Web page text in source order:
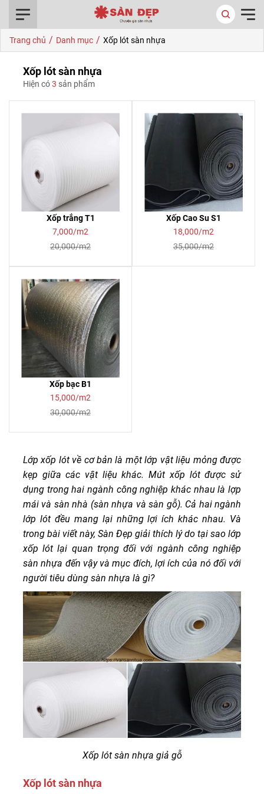
Trang chủ / Danh mục / Xốp lót sàn nhựa
Xốp lót sàn nhựa
Hiện có3 sản phẩm
Xốp trắng T1
7,000/m2
20,000/m2
Xốp Cao Su S1
18,000/m2
35,000/m2
Xốp bạc B1
15,000/m2
30,000/m2
Lớp xốp lót về cơ bản là một lớp vật liệu mỏng được
kẹp giữa các vật liệu khác. Mút xốp lót được sử
dụng trong hai ngành công nghiệp khác nhau là lợp
mái và sàn nhà (sàn nhựa và sàn gỗ). Cả hai ngành
lớp lót đều mang lại những lợi ích khác nhau. Và
trong bài viết này, Sàn Đẹp giải thích lý do tại sao lớp
xốp lót lại quan trọng đối với ngành công nghiệp
sàn nhựa đến vậy và mục đích, lợi ích của nó đối với
người tiêu dùng sàn nhựa là gì?
Xốp lót sàn nhựa giả gỗ
Xốp lót sàn nhựa